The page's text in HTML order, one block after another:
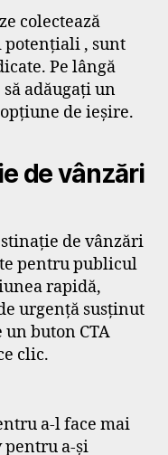
colectează
, sunt
Pe lângă
adăugați un
de ieșire.
de vânzări
de vânzări
pentru publicul
rapidă,
urgență susținut
un buton CTA
clic.
a-l face mai
pentru a-și